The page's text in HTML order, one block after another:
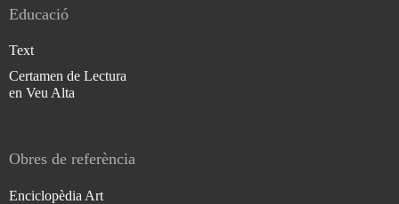
Educació
Text
Certamen de Lectura
en Veu Alta
Obres de referència
Enciclopèdia Art